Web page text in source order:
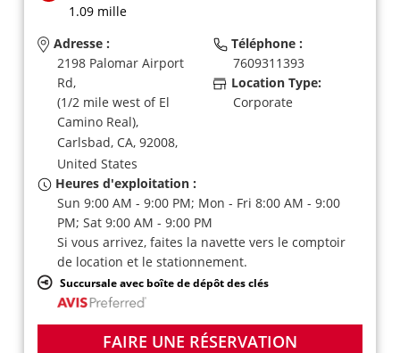
1.09 mille
Adresse :
2198 Palomar Airport
Rd,
(1/2 mile west of El
Camino Real),
Carlsbad, CA, 92008,
United States
Téléphone :
7609311393
Location Type:
Corporate
Heures d'exploitation :
Sun 9:00 AM - 9:00 PM; Mon - Fri 8:00 AM - 9:00
PM; Sat 9:00 AM - 9:00 PM
Si vous arrivez, faites la navette vers le comptoir
de location et le stationnement.
Succursale avec boîte de dépôt des clés
FAIRE UNE RÉSERVATION